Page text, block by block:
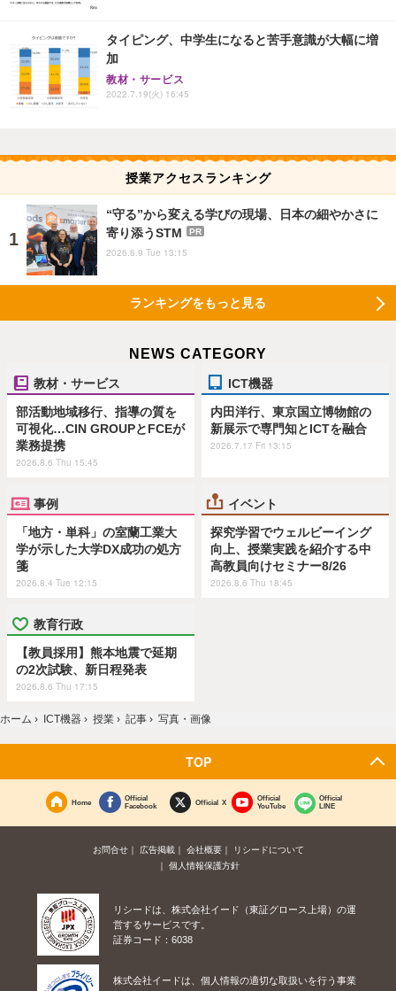
タイピング、中学生になると苦手意識が大幅に増
加
教材・サービス
2022.7.19(火) 16:45
授業アクセスランキング
“守る”から変える学びの現場、日本の細やかさに
寄り添うSTM
PR
2026.6.9 Tue 13:15
ランキングをもっと見る
NEWS CATEGORY
教材・サービス
部活動地域移行、指導の質を
可視化…CIN GROUPとFCEが
業務提携
2026.8.6 Thu 15:45
ICT機器
内田洋行、東京国立博物館の
新展示で専門知とICTを融合
2026.7.17 Fri 13:15
事例
「地方・単科」の室蘭工業大
学が示した大学DX成功の処方
箋
2026.8.4 Tue 12:15
イベント
探究学習でウェルビーイング
向上、授業実践を紹介する中
高教員向けセミナー8/26
2026.8.6 Thu 18:45
教育行政
【教員採用】熊本地震で延期
の2次試験、新日程発表
2026.8.6 Thu 17:15
ホーム › ICT機器 › 授業 › 記事 › 写真・画像
TOP
Home
Official
Facebook
Official X
Official
YouTube
Official
LINE
お問合せ 広告掲載 会社概要
リシードについて
個人情報保護方針
リシードは、株式会社イード（東証グロース上場）の運
営するサービスです。
証券コード：6038
株式会社イードは、個人情報の適切な取扱いを行う事業